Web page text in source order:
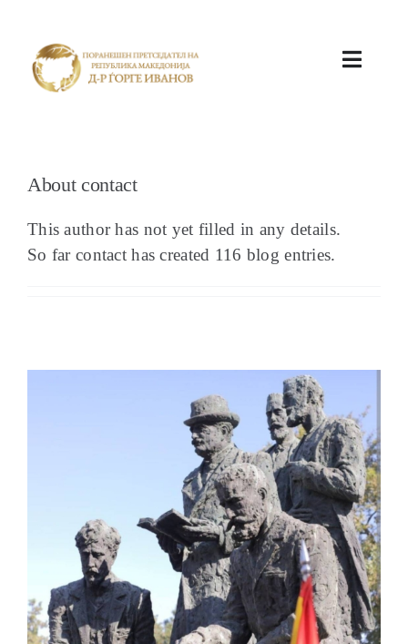
ШКОЛА ЗА МЛАДИ ЛИДЕРИ
About contact
This author has not yet filled in any details.
So far contact has created 116 blog entries.